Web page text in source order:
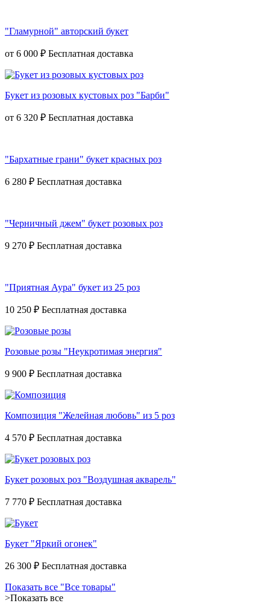
"Гламурной" авторский букет
от 6 000 ₽
Букет из розовых кустовых роз "Барби"
от 6 320 ₽
"Бархатные грани" букет красных роз
6 280 ₽
"Черничный джем" букет розовых роз
9 270 ₽
"Приятная Аура" букет из 25 роз
10 250 ₽
Розовые розы "Неукротимая энергия"
9 900 ₽
Композиция "Желейная любовь" из 5 роз
4 570 ₽
Букет розовых роз "Воздушная акварель"
7 770 ₽
Букет "Яркий огонек"
26 300 ₽
Показать все "Все товары"
>Показать все